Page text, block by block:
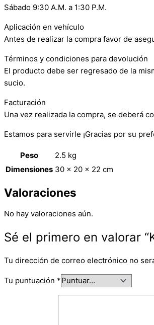
Sábado 9:30 A.M. a 1:30 P.M.
Aplicación en vehículo
Antes de realizar la compra favor de
Términos y condiciones para devolución
El producto debe ser regresado de la
sucio.
Facturación
Una vez realizada la compra, se deberá
Estamos para servirle ¡Gracias por su
Peso
2.5 kg
Dimensiones 30 × 20 × 22 cm
Valoraciones
No hay valoraciones aún.
Sé el primero en valorar
Tu dirección de correo electrónico no
Tu puntuación *